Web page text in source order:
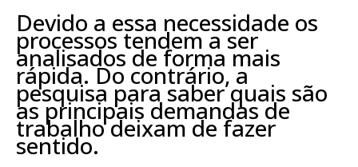
Devido a essa necessidade os
processos tendem a ser
analisados de forma mais
rápida. Do contrário, a
pesquisa para saber quais são
as principais demandas de
trabalho deixam de fazer
sentido.